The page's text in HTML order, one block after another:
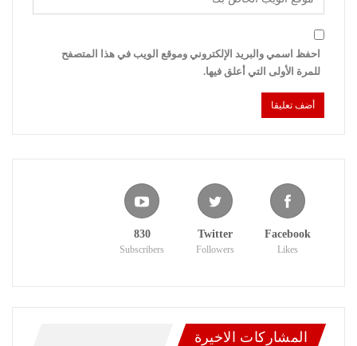
احفظ اسمي والبريد الإلكتروني وموقع الويب في هذا المتصفح
للمرة الأولى التي أعلق فيها.
Facebook
Likes
Twitter
Followers
830
Subscribers
المشاركات الاخيرة